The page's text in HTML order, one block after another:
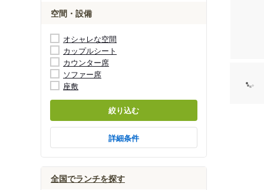
空間・設備
オシャレな空間
カップルシート
カウンター席
ソファー席
座敷
絞り込む
詳細条件
全国でランチを探す